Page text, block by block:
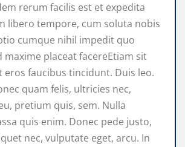
rerum facilis est et expedita
libero tempore, cum soluta nobis
cumque nihil impedit quo
maxime placeat facereEtiam sit
eros faucibus tincidunt. Duis leo.
quam felis, ultricies nec,
pretium quis, sem. Nulla
quis enim. Donec pede justo,
nec, vulputate eget, arcu. In